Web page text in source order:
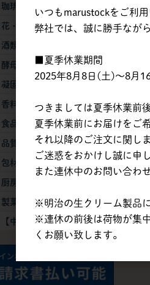
珈琲・紅茶・抹茶
花・葉物
酒類
酵母・膨張剤
凝固剤
香料
食品添加物
品質保持剤
包材・容器
厨房器具・消耗品
製菓製パン機械
【中古】機械・備品
いつもmarustockをご利
弊社では、誠に勝手なが
■夏季休業期間
2025年8月8日(土)～8月
つきましては夏季休業前
夏季休業前にお届けをご
それ以降のご注文に関し
ご迷惑をおかけし誠に申
また連休中のお問い合わ
※明治の生クリーム製品
※連休の前後は荷物が集
くお願い致します。